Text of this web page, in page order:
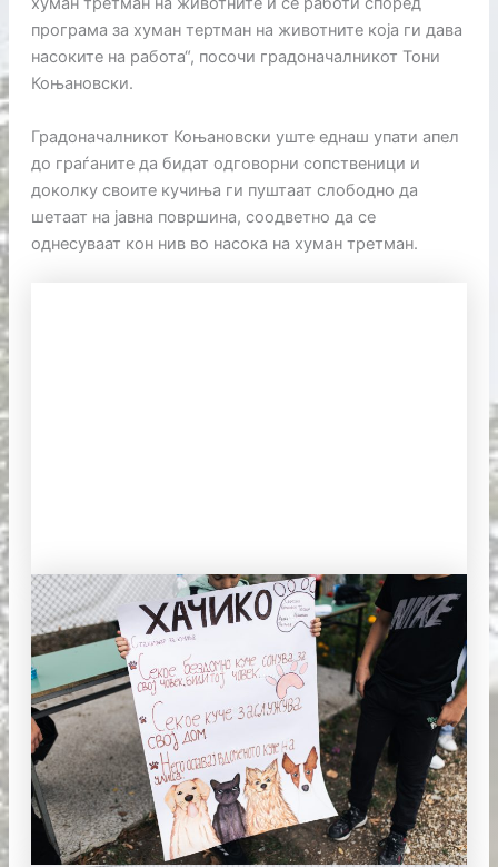
програма за хуман тертман на животните која ги дава
насоките на работа“, посочи градоначалникот Тони
Коњановски.
Градоначалникот Коњановски уште еднаш упати апел
до граѓаните да бидат одговорни сопственици и
доколку своите кучиња ги пуштаат слободно да
шетаат на јавна површина, соодветно да се
однесуваат кон нив во насока на хуман третман.